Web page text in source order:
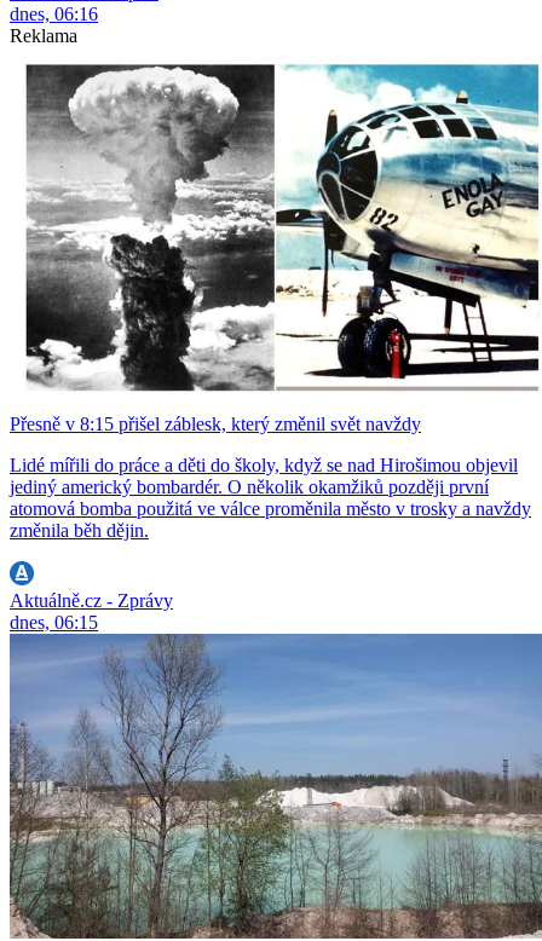
dnes, 06:16
Reklama
Přesně v 8:15 přišel záblesk, který změnil svět navždy
Lidé mířili do práce a děti do školy, když se nad Hirošimou objevil
jediný americký bombardér. O několik okamžiků později první
atomová bomba použitá ve válce proměnila město v trosky a navždy
změnila běh dějin.
Aktuálně.cz - Zprávy
dnes, 06:15